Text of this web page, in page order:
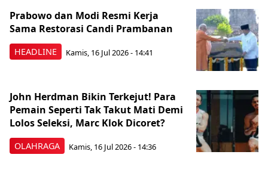
HEADLINE
Prabowo dan Modi Resmi Kerja
Sama Restorasi Candi Prambanan
Kamis, 16 Jul 2026 - 14:41
OLAHRAGA
John Herdman Bikin Terkejut! Para
Pemain Seperti Tak Takut Mati Demi
Lolos Seleksi, Marc Klok Dicoret?
Kamis, 16 Jul 2026 - 14:36